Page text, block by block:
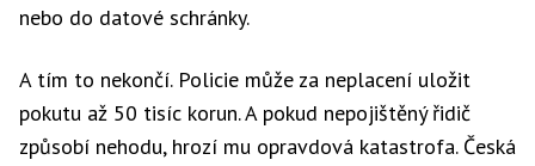
nebo do datové schránky.
A tím to nekončí. Policie může za neplacení uložit
pokutu až 50 tisíc korun. A pokud nepojištěný řidič
způsobí nehodu, hrozí mu opravdová katastrofa. Česká